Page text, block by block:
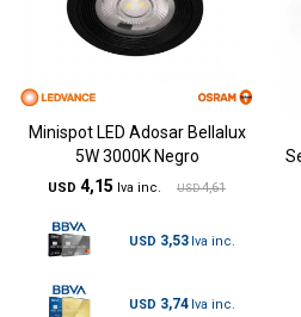
Minispot LED Adosar Bellalux
5W 3000K Negro
USD 4,15 USD 4,61
USD 3,53
USD 3,74